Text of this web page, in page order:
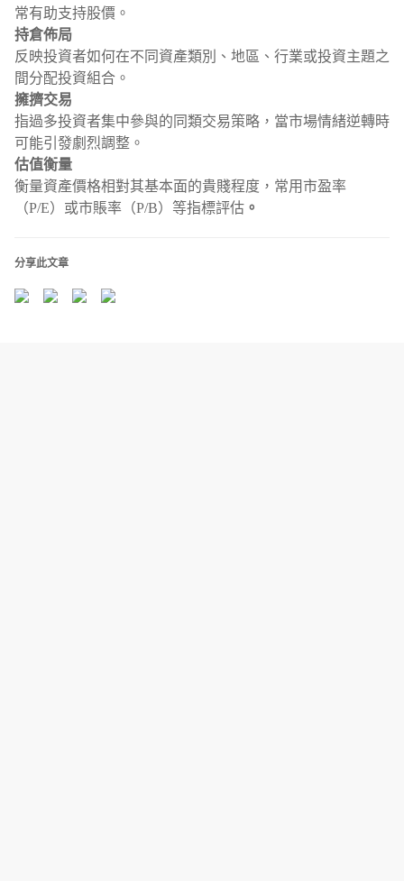
常有助支持股價。
持倉佈局
反映投資者如何在不同資產類別、地區、行業或投資主題之
間分配投資組合。
擁擠交易
指過多投資者集中參與的同類交易策略，當市場情緒逆轉時
可能引發劇烈調整。
估值衡量
衡量資產價格相對其基本面的貴賤程度，常用市盈率
（P/E）或市賬率（P/B）等指標評估 。
分享此文章